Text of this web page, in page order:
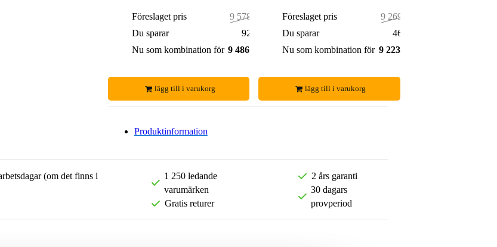
Föreslaget pris
9 578,00 kr
Du sparar
92,00 kr
Nu som kombination för 9 486,00 kr
lägg till i varukorg
Föreslaget pris
9 269,00 kr
Du sparar
46,00 kr
Nu som kombination för 9 223,00 kr
lägg till i varukorg
Produktinformation
(om det finns i
1 250 ledande
varumärken
Gratis returer
2 års garanti
30 dagars
provperiod